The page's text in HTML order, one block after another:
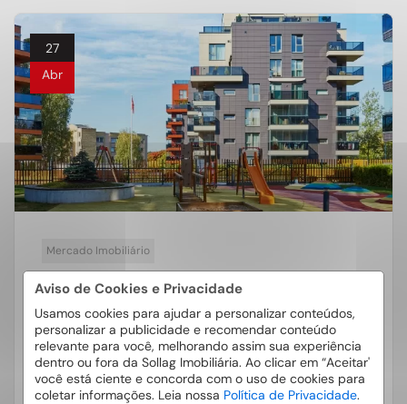
Aviso de Cookies e Privacidade
Usamos cookies para ajudar a personalizar conteúdos,
personalizar a publicidade e recomendar conteúdo
relevante para você, melhorando assim sua experiência
dentro ou fora da Sollag Imobiliária. Ao clicar em “Aceitar'
você está ciente e concorda com o uso de cookies para
coletar informações. Leia nossa Política de Privacidade.
27
Abr
Mercado Imobiliário
Morar Em Condomínio Vale A Pena?
Morar em condomínio tem se tornado um desejo
cada vez mais difundido entre a população, uma
vez que esse tipo […]